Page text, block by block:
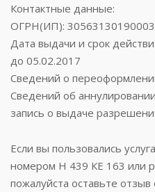
Контактные данные:
ОГРН(ИП):
Дата выдачи и срок
до 05.02.2017
Сведений о
Сведений об
запись о выдаче
Если вы пользовались
номером Н 439 КЕ 163 или
пожалуйста оставьте